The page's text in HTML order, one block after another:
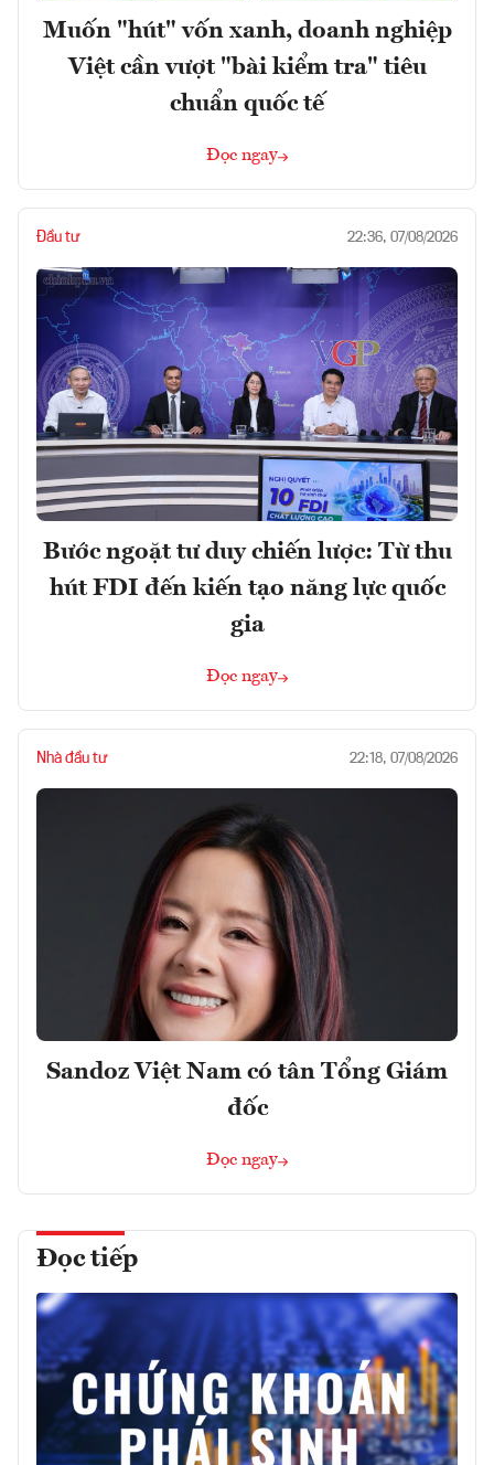
Muốn "hút" vốn xanh, doanh nghiệp
Việt cần vượt "bài kiểm tra" tiêu
chuẩn quốc tế
Đọc ngay
Đầu tư 22:36, 07/08/2026
Bước ngoặt tư duy chiến lược: Từ thu
hút FDI đến kiến tạo năng lực quốc
gia
Đọc ngay
Nhà đầu tư 22:18, 07/08/2026
Sandoz Việt Nam có tân Tổng Giám
đốc
Đọc ngay
Đọc tiếp